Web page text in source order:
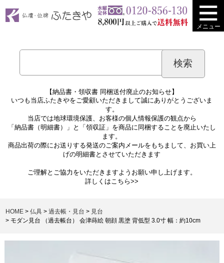
メニュー
【納品書・領収書 同梱送付廃止のお知らせ】
いつも当店ふたきやをご愛顧いただきまして誠にありがとうございま
す。
当店では地球環境保護、お客様の個人情報保護の観点から
「納品書（明細書）」と「領収証」を商品に同梱することを廃止いたし
ます。
商品出荷の際にお送りする発送のご案内メールをもちまして、お買い上
げの明細書とさせていただきます
ご理解とご協力をいただきますようお願い申し上げます。
詳しくはこちら>>
HOME 仏具 過去帳・見台
見台
モダン見台 （過去帳台） 会津蒔絵 朝顔 黒塗 背低型 3.0寸 幅：約10cm